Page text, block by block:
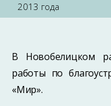
2013 года
В Новобелицком
работы по
«Мир».